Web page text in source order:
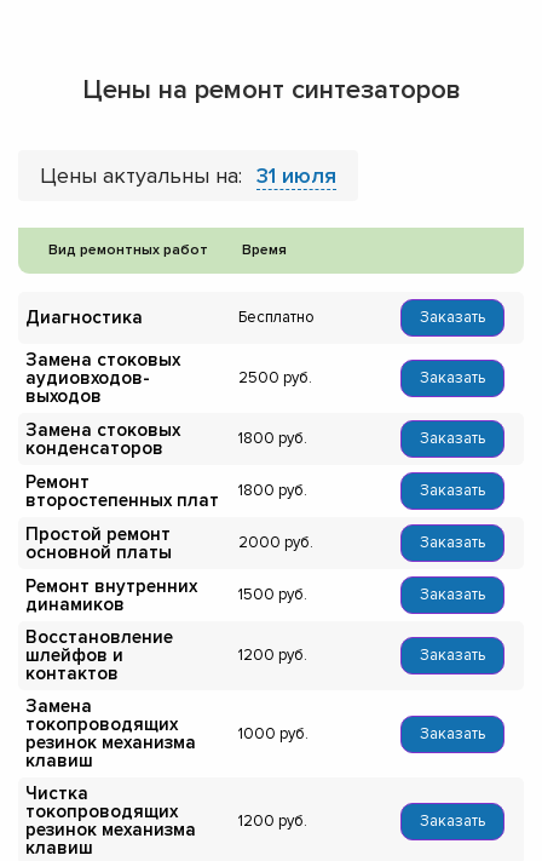
Цены на ремонт синтезаторов
Цены актуальны на: 31 июля
Вид ремонтных работ Время
Диагностика Бесплатно Заказать
Замена стоковых
аудиовходов-
выходов
2500 Заказать
Замена стоковых
конденсаторов
1800 Заказать
Ремонт
второстепенных плат
1800 Заказать
Простой ремонт
основной платы
2000 Заказать
Ремонт внутренних
динамиков
1500 Заказать
Восстановление
шлейфов и
контактов
1200 Заказать
Замена
токопроводящих
резинок механизма
клавиш
1000 Заказать
Чистка
токопроводящих
резинок механизма
клавиш
1200 Заказать